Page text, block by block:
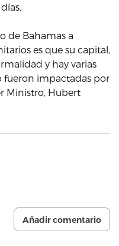
de Bahamas a
es que su capital,
y hay varias
fueron impactadas por
Ministro, Hubert
Añadir comentario